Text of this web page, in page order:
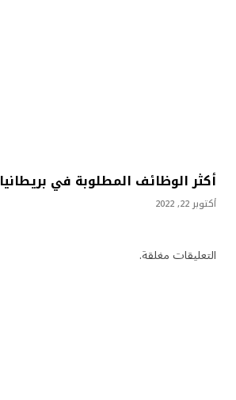
أكثر الوظائف المطلوبة في بريطانيا 2022
أكتوبر 22, 2022
التعليقات مغلقة.